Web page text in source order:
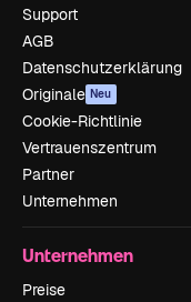
Support
AGB
Datenschutzerklärung
Originale Neu
Cookie-Richtlinie
Vertrauenszentrum
Partner
Unternehmen
Unternehmen
Preise